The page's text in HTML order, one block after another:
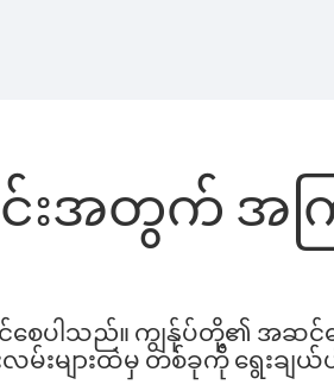
ြင်းအတွက် အက
နိုင်စေပါသည်။ ကျွန်ုပ်တို့၏ အဆ
မ်းများထဲမှ တစ်ခုကို ရွေးချယ်ပ